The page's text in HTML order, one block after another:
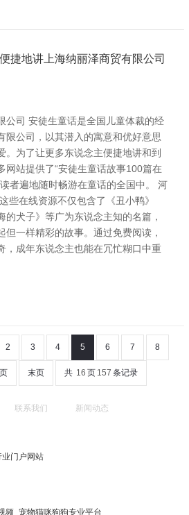
捷地讲上海纳丽泽商贸有限公司
公司 安徒生童话是全国儿童体裁的经
限公司，以其潜入的寓意和优好意思
。为了让更多东说念主便捷地讲和到
网站提供了“安徒生童话故事100篇在
者遍地随时畅游在童话的全国中。 河
些在线资源不仅包含了《丑小鸭》
的犬子》等广为东说念主知的名篇，
但一样精彩的故事。通过免费阅读，
，成年东说念主也能在冗忙糊口中重
2 3 4 5 6 7 8
末页 共 16 页 157 条记录
联系我们 新闻动态
门户网站
频_宠物猫咪狗狗专业平台